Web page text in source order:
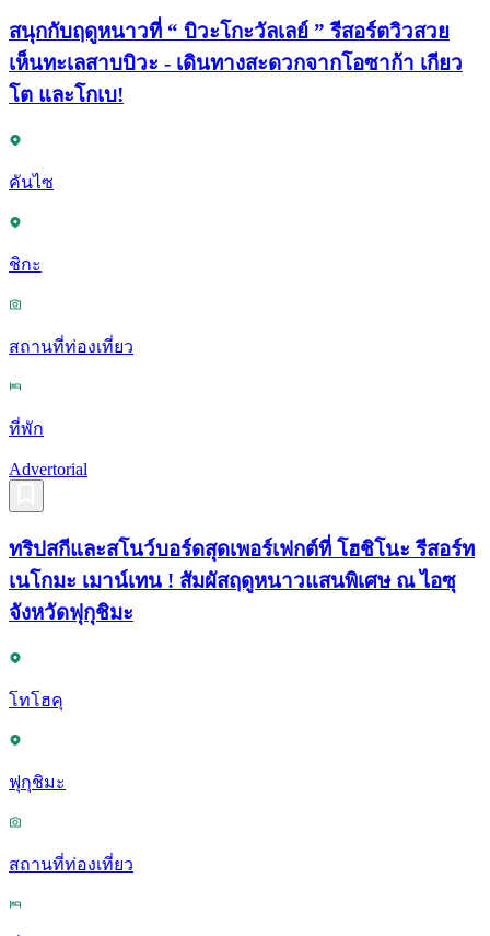
สนุกกับฤดูหนาวที่ “ บิวะโกะวัลเลย์ ” รีสอร์ตวิวสวย
เห็นทะเลสาบบิวะ - เดินทางสะดวกจากโอซาก้า เกียว
โต และโกเบ!
คันไซ
ชิกะ
สถานที่ท่องเที่ยว
ที่พัก
Advertorial
ทริปสกีและสโนว์บอร์ดสุดเพอร์เฟกต์ที่ โฮชิโนะ รีสอร์ท
เนโกมะ เมาน์เทน ! สัมผัสฤดูหนาวแสนพิเศษ ณ ไอซุ
จังหวัดฟุกุชิมะ
โทโฮคุ
ฟุกุชิมะ
สถานที่ท่องเที่ยว